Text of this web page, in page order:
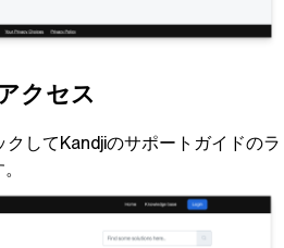
クセス
クして Kandjiのサポートガイドのラ